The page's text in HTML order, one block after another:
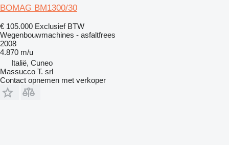
BOMAG BM1300/30
€ 105.000 Exclusief BTW
Wegenbouwmachines - asfaltfrees
2008
4.870 m/u
Italië, Cuneo
Massucco T. srl
Contact opnemen met verkoper